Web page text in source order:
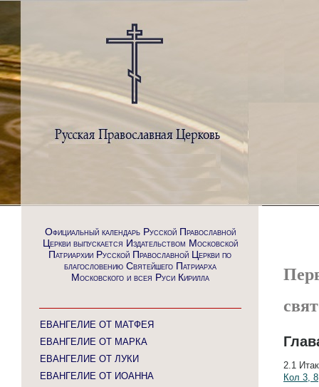
Официальный календарь Русской Православной
Церкви выпускается Издательством Московской
Патриархии Русской Православной Церкви по
благословению Святейшего Патриарха
Московского и всея Руси Кирилла
ЕВАНГЕЛИЕ ОТ МАТФЕЯ
ЕВАНГЕЛИЕ ОТ МАРКА
ЕВАНГЕЛИЕ ОТ ЛУКИ
ЕВАНГЕЛИЕ ОТ ИОАННА
2.1
Кол 3, 8